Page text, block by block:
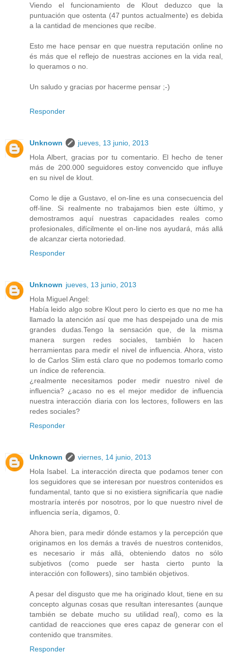
Viendo el funcionamiento de Klout deduzco que la
puntuación que ostenta (47 puntos actualmente) es debida
a la cantidad de menciones que recibe.
Esto me hace pensar en que nuestra reputación online no
és más que el reflejo de nuestras acciones en la vida real,
lo queramos o no.
Un saludo y gracias por hacerme pensar ;-)
Responder
Unknown
jueves, 13 junio, 2013
Hola Albert, gracias por tu comentario. El hecho de tener
más de 200.000 seguidores estoy convencido que influye
en su nivel de klout.
Como le dije a Gustavo, el on-line es una consecuencia del
off-line. Si realmente no trabajamos bien este último, y
demostramos aquí nuestras capacidades reales como
profesionales, difícilmente el on-line nos ayudará, más allá
de alcanzar cierta notoriedad.
Responder
Unknown jueves, 13 junio, 2013
Hola Miguel Angel:
Había leido algo sobre Klout pero lo cierto es que no me ha
llamado la atención así que me has despejado una de mis
grandes dudas.Tengo la sensación que, de la misma
manera surgen redes sociales, también lo hacen
herramientas para medir el nivel de influencia. Ahora, visto
lo de Carlos Slim está claro que no podemos tomarlo como
un índice de referencia.
¿realmente necesitamos poder medir nuestro nivel de
influencia? ¿acaso no es el mejor medidor de influencia
nuestra interacción diaria con los lectores, followers en las
redes sociales?
Responder
Unknown
viernes, 14 junio, 2013
Hola Isabel. La interacción directa que podamos tener con
los seguidores que se interesan por nuestros contenidos es
fundamental, tanto que si no existiera significaría que nadie
mostraría interés por nosotros, por lo que nuestro nivel de
influencia sería, digamos, 0.
Ahora bien, para medir dónde estamos y la percepción que
originamos en los demás a través de nuestros contenidos,
es necesario ir más allá, obteniendo datos no sólo
subjetivos (como puede ser hasta cierto punto la
interacción con followers), sino también objetivos.
A pesar del disgusto que me ha originado klout, tiene en su
concepto algunas cosas que resultan interesantes (aunque
también se debate mucho su utilidad real), como es la
cantidad de reacciones que eres capaz de generar con el
contenido que transmites.
Responder